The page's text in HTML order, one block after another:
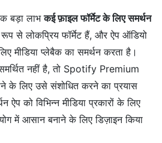
बड़ा लाभकई फ़ाइल फॉर्मेट के लिए समर्थन
से लोकप्रिय फॉर्मेट हैं, और ऐप ऑडियो
मीडिया प्लेबैक का समर्थन करता है।
नहीं है, तो Spotify Premium
के लिए उसे संशोधित करने का प्रयास
ऐप को विभिन्न मीडिया प्रकारों के लिए
में आसान बनाने के लिए डिज़ाइन किया